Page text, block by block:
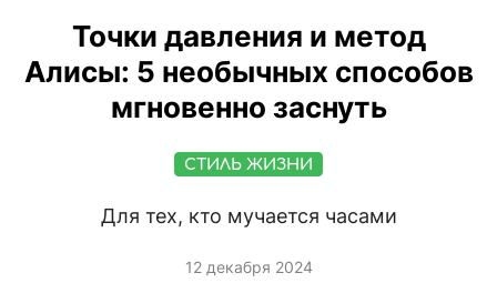
Точки давления и метод
Алисы: 5 необычных способов
мгновенно заснуть
СТИЛЬ ЖИЗНИ
Для тех, кто мучается часами
12 декабря 2024